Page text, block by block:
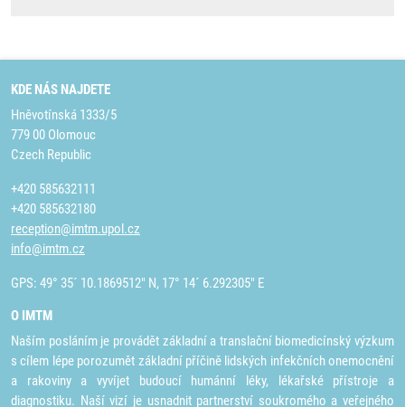
KDE NÁS NAJDETE
Hněvotínská 1333/5
779 00 Olomouc
Czech Republic
+420 585632111
+420 585632180
reception@imtm.upol.cz
info@imtm.cz
GPS: 49° 35´ 10.1869512" N, 17° 14´ 6.292305" E
O IMTM
Naším posláním je provádět základní a translační biomedicínský výzkum
s cílem lépe porozumět základní příčině lidských infekčních onemocnění
a rakoviny a vyvíjet budoucí humánní léky, lékařské přístroje a
diagnostiku. Naší vizí je usnadnit partnerství soukromého a veřejného